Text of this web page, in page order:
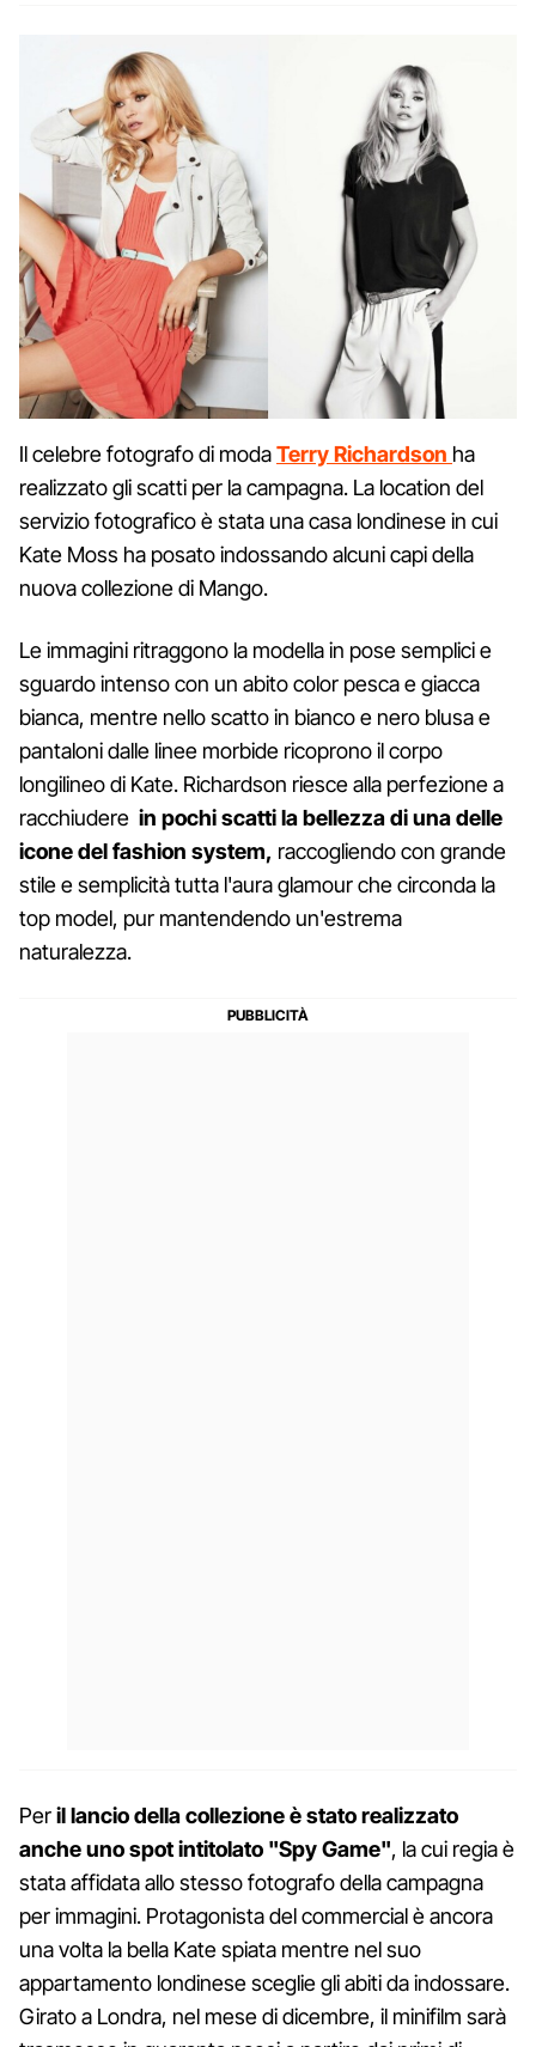
Il celebre fotografo di modaTerry Richardson ha
realizzato gli scatti per la campagna. La location del
servizio fotografico è stata una casa londinese in cui
Kate Moss ha posato indossando alcuni capi della
nuova collezione di Mango.
Le immagini ritraggono la modella in pose semplici e
sguardo intenso con un abito color pesca e giacca
bianca, mentre nello scatto in bianco e nero blusa e
pantaloni dalle linee morbide ricoprono il corpo
longilineo di Kate. Richardson riesce alla perfezione a
racchiudere in pochi scatti la bellezza di una delle
icone del fashion system, raccogliendo con grande
stile e semplicità tutta l'aura glamour che circonda la
top model, pur mantendendo un'estrema
naturalezza.
Peril lancio della collezione è stato realizzato
anche uno spot intitolato "Spy Game", la cui regia è
stata affidata allo stesso fotografo della campagna
per immagini. Protagonista del commercial è ancora
una volta la bella Kate spiata mentre nel suo
appartamento londinese sceglie gli abiti da indossare.
Girato a Londra, nel mese di dicembre, il minifilm sarà